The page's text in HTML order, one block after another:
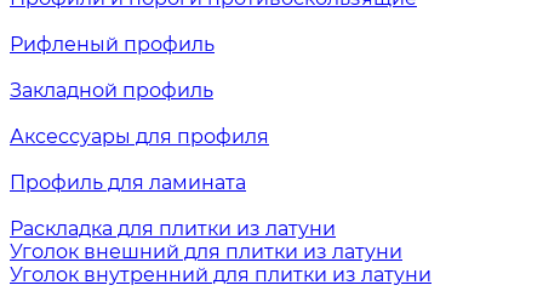
Рифленый профиль
Закладной профиль
Аксессуары для профиля
Профиль для ламината
Раскладка для плитки из латуни
Уголок внешний для плитки из латуни
Уголок внутренний для плитки из латуни